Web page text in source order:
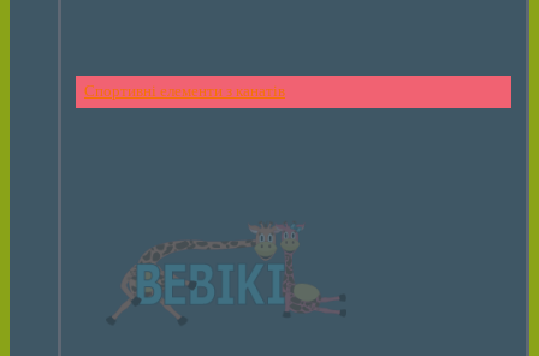
Спортивні елементи з канатів